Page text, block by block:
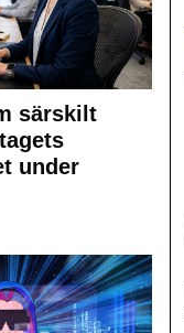
särskilt
under